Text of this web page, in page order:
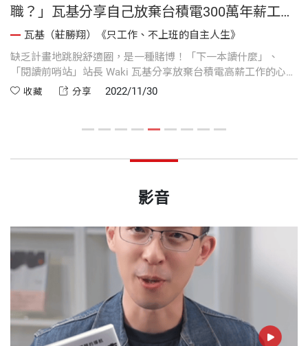
職？」瓦基分享自己放棄台積電300萬年薪工作
的心路歷程
瓦基（莊勝翔）《只工作、不上班的自主人生》
缺乏計畫地跳脫舒適圈，是一種賭博！「下一本讀什麼」、
「閱讀前哨站」站長 Waki 瓦基分享放棄台積電高薪工作的心路
歷程，並以新書《只工作、不上班的自主人生》手把手帶你重
收藏 分享 2022/11/30
影音